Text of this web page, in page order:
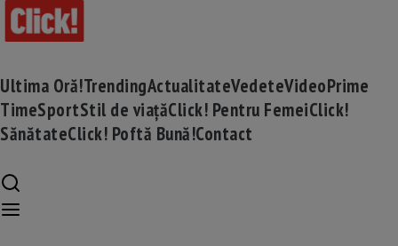
Ultima Oră!TrendingActualitateVedeteVideoPrime
TimeSportStil de viațăClick! Pentru FemeiClick!
SănătateClick! Poftă Bună!Contact